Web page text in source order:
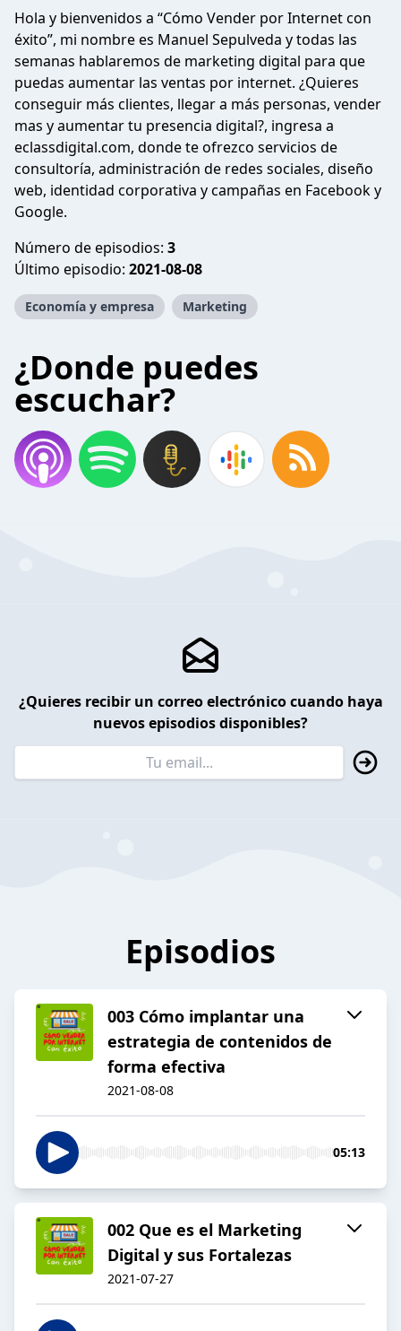
Hola y bienvenidos a “Cómo Vender por Internet con
éxito”, mi nombre es Manuel Sepulveda y todas las
semanas hablaremos de marketing digital para que
puedas aumentar las ventas por internet. ¿Quieres
conseguir más clientes, llegar a más personas, vender
mas y aumentar tu presencia digital?, ingresa a
eclassdigital.com, donde te ofrezco servicios de
consultoría, administración de redes sociales, diseño
web, identidad corporativa y campañas en Facebook y
Google.
Número de episodios: 3
Último episodio: 2021-08-08
Economía y empresa Marketing
¿Donde puedes
escuchar?
¿Quieres recibir un correo electrónico cuando haya
nuevos episodios disponibles?
Episodios
003 Cómo implantar una
estrategia de contenidos de
forma efectiva
2021-08-08
05:13
002 Que es el Marketing
Digital y sus Fortalezas
2021-07-27